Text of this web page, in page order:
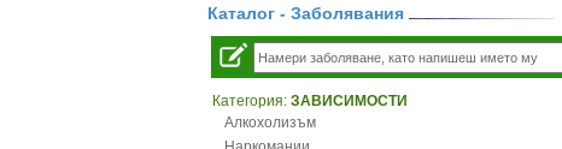
Каталог - Заболявания
Категория: ЗАВИСИМОСТИ
Алкохолизъм